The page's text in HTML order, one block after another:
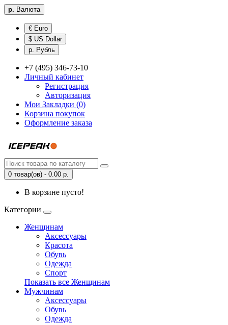
р. Валюта
€ Euro
$ US Dollar
р. Рубль
+7 (495) 346-73-10
Личный кабинет
Регистрация
Авторизация
Мои Закладки (0)
Корзина покупок
Оформление заказа
0 товар(ов) - 0.00 р.
В корзине пусто!
Категории
Женщинам
Аксессуары
Красота
Обувь
Одежда
Спорт
Показать все Женщинам
Мужчинам
Аксессуары
Обувь
Одежда